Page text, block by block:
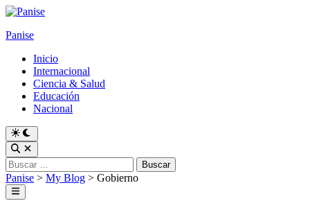
Skip
content
Panise
Inicio
Internacional
Ciencia & Salud
Educación
Nacional
Switch
to
dark
mode
Open
Search
Buscar:
Panise > My Blog > Gobierno
Main
Menu